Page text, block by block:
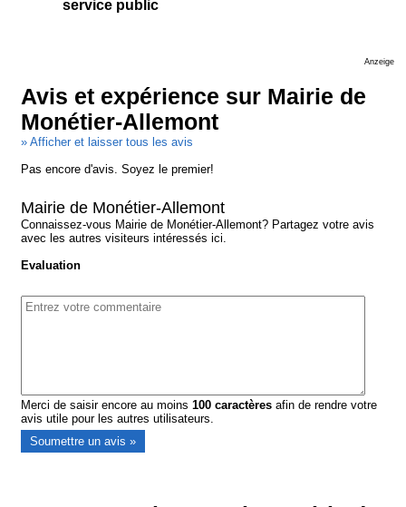
service public
Anzeige
Avis et expérience sur Mairie de
Monétier-Allemont
» Afficher et laisser tous les avis
Pas encore d'avis. Soyez le premier!
Mairie de Monétier-Allemont
Connaissez-vous Mairie de Monétier-Allemont? Partagez votre avis
avec les autres visiteurs intéressés ici.
Evaluation
Merci de saisir encore au moins100 caractères afin de rendre votre
avis utile pour les autres utilisateurs.